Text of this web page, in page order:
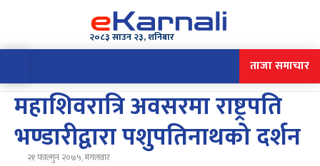
२०८३ साउन २३, शनिबार
ताजा समाचार
महाशिवरात्रि अवसरमा राष्ट्रपति
भण्डारीद्वारा पशुपतिनाथको दर्शन
२१ फाल्गुन २०७५, मंगलवार